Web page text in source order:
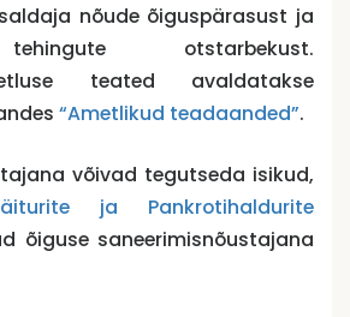
nõude õiguspärasust ja
otstarbekust.
teated avaldatakse
“Ametlikud teadaanded”.
võivad tegutseda isikud,
ja Pankrotihaldurite
õiguse saneerimisnõustajana